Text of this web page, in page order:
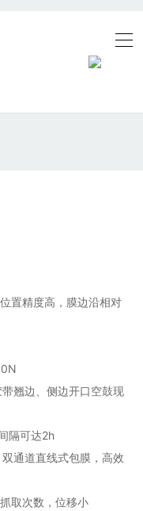
置精度高，膜边沿相对
翘边、侧边开口空鼓现
隔可达2h
通道直线式包膜，高效
取次数，位移小